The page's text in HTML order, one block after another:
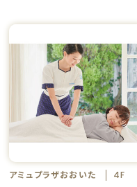
アミュプラザおおいた 4F